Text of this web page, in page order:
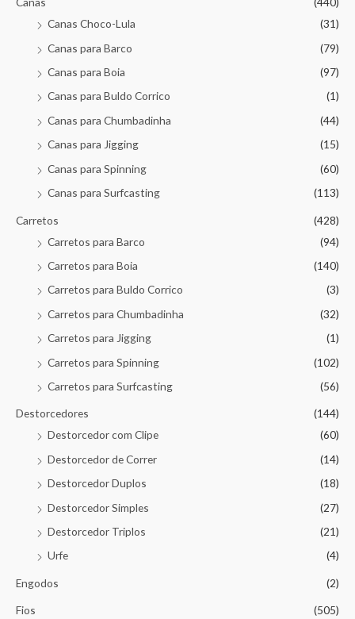
Canas Choco-Lula
(31)
Canas para Barco
(79)
Canas para Boia
(97)
Canas para Buldo Corrico
(1)
Canas para Chumbadinha
(44)
Canas para Jigging
(15)
Canas para Spinning
(60)
Canas para Surfcasting
(113)
Carretos
(428)
Carretos para Barco
(94)
Carretos para Boia
(140)
Carretos para Buldo Corrico
(3)
Carretos para Chumbadinha
(32)
Carretos para Jigging
(1)
Carretos para Spinning
(102)
Carretos para Surfcasting
(56)
Destorcedores
(144)
Destorcedor com Clipe
(60)
Destorcedor de Correr
(14)
Destorcedor Duplos
(18)
Destorcedor Simples
(27)
Destorcedor Triplos
(21)
Urfe
(4)
Engodos (2)
Fios
(505)